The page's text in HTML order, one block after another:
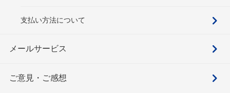
支払い方法について
メールサービス
ご意見・ご感想